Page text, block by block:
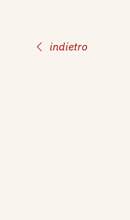
indietro